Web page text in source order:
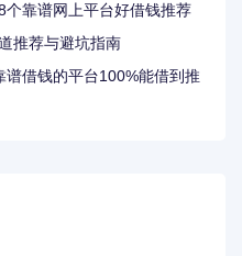
靠谱网上平台好借钱推荐
推荐与避坑指南
借钱的平台100%能借到推